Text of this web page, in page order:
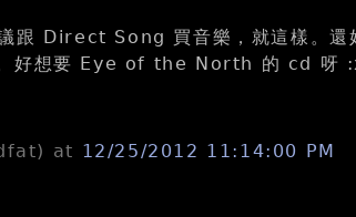
跟 Direct Song 買音樂，就這樣。還
好想要 Eye of the North 的 cd 呀
at 12/25/2012 11:14:00 PM